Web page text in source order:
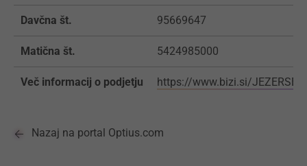
Davčna št. 95669647
Matična št. 5424985000
Več informacij o podjetju https://www.bizi.si/JEZERSEK-
Nazaj na portal Optius.com